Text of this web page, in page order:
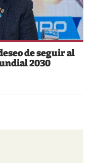
de seguir al
2030